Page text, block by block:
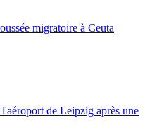
migratoire à Ceuta
de Leipzig après une